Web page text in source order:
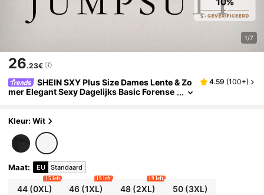
1/7
26.23€
SHEIN SXY Plus Size Dames Lente & Zo
mer Elegant Sexy Dagelijks Basic Forense
4.59 (100+)
Kleur: Wit
Maat: EU Standaard
44(0XL)
15 left
46 (1XL)
19 left
48(2XL)
19 left
50(3XL)